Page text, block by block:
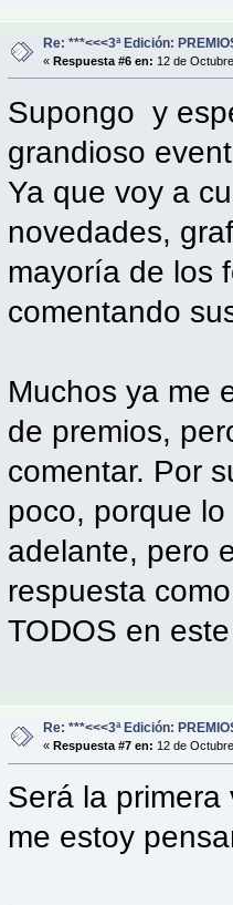
Re: ***<<<3ª Edición:
«Respuesta #6 en: 12 de
Supongo y
grandioso
Ya que voy a
novedades,
mayoría de los
comentando
Muchos ya me
de premios,
comentar. Por
poco, porque
adelante, pero
respuesta
TODOS en
Re: ***<<<3ª Edición:
«Respuesta #7 en: 12 de
Será la
me estoy